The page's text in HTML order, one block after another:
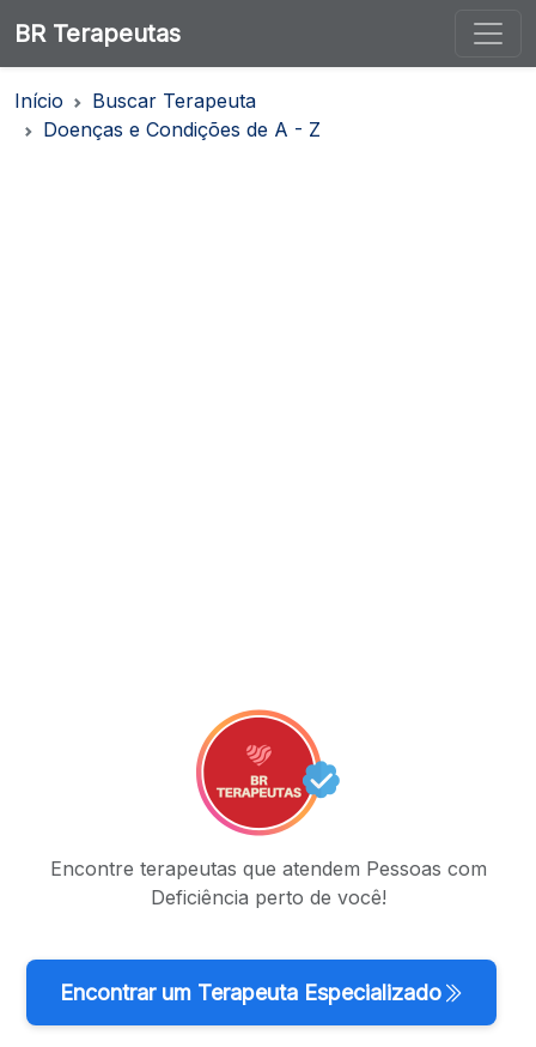
BR Terapeutas
Início
Buscar Terapeuta
Doenças e Condições de A - Z
Encontre terapeutas que atendem Pessoas com
Deficiência perto de você!
Encontrar um Terapeuta Especializado